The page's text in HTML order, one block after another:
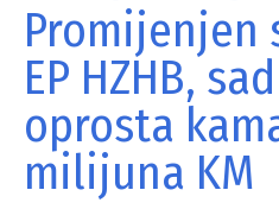
Promijenjen
EP HZHB,
oprosta
milijuna KM